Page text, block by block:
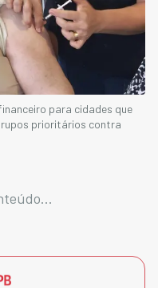
para cidades que
prioritários contra